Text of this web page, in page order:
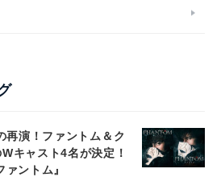
再演！ファントム＆ク
キャスト4名が決定！
ントム』